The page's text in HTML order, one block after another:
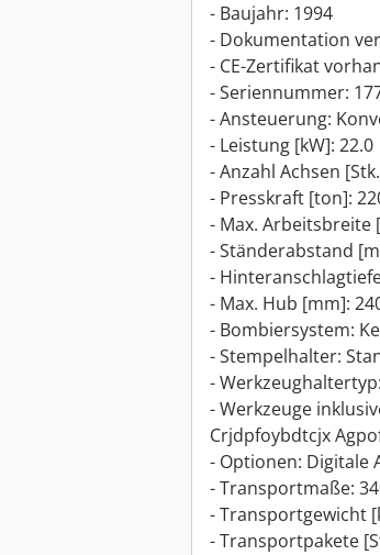
- Baujahr: 1994
- Dokumentation
- CE-Zertifikat
- Seriennummer:
- Ansteuerung:
- Leistung [kW]: 22.0
- Anzahl Achsen
- Presskraft [ton]:
- Max. Arbeitsbreite
- Ständerabstand
-
- Max. Hub [mm]:
- Bombiersystem:
- Stempelhalter:
-
- Werkzeuge
Crjdpfoybdtcjx
- Optionen: Digitale
- Transportmaße:
- Transportgewicht
- Transportpakete